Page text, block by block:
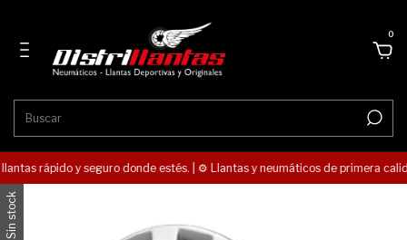
0
rápido y seguro donde estés. | ⚙️ Llantas y neumáticos de primera
Sin stock